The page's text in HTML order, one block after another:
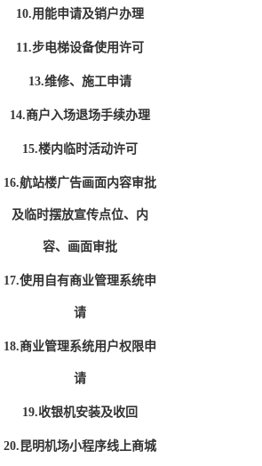
10.用能申请及销户办理
11.步电梯设备使用许可
13.维修、施工申请
14.商户入场退场手续办理
15.楼内临时活动许可
16.航站楼广告画面内容审批
及临时摆放宣传点位、内
容、画面审批
17.使用自有商业管理系统申
请
18.商业管理系统用户权限申
请
19.收银机安装及收回
20.昆明机场小程序线上商城